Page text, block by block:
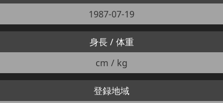
1987-07-19
身長 / 体重
cm / kg
登録地域